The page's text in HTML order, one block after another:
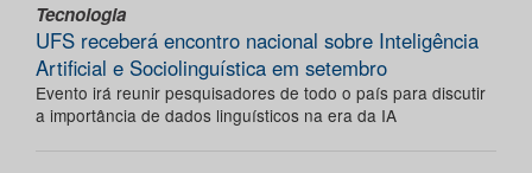
Tecnologia
UFS receberá encontro nacional sobre Inteligência
Artificial e Sociolinguística em setembro
Evento irá reunir pesquisadores de todo o país para discutir
a importância de dados linguísticos na era da IA